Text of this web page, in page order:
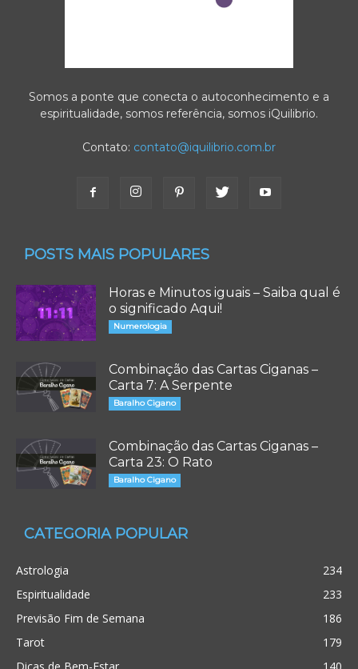
Somos a ponte que conecta o autoconhecimento e a
espiritualidade, somos referência, somos iQuilibrio.
Contato: contato@iquilibrio.com.br
POSTS MAIS POPULARES
Horas e Minutos iguais – Saiba qual é
o significado Aqui!
Numerologia
Combinação das Cartas Ciganas –
Carta 7: A Serpente
Baralho Cigano
Combinação das Cartas Ciganas –
Carta 23: O Rato
Baralho Cigano
CATEGORIA POPULAR
Astrologia
234
Espiritualidade
233
Previsão Fim de Semana
186
Tarot
179